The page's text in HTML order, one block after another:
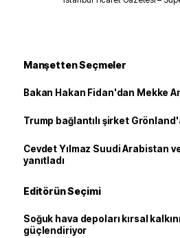
Manşetten Seçmeler
Bakan Hakan Fidan'dan Mekke
Trump bağlantılı şirket
Cevdet Yılmaz Suudi Arabistan
yanıtladı
Editörün Seçimi
Soğuk hava depoları kırsal
güçlendiriyor